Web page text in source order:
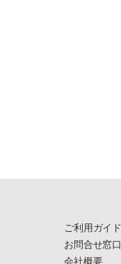
ご利用ガイド
お問合せ窓口
会社概要